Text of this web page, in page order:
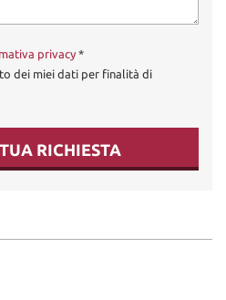
privacy *
dei miei dati per finalità di
RICHIESTA